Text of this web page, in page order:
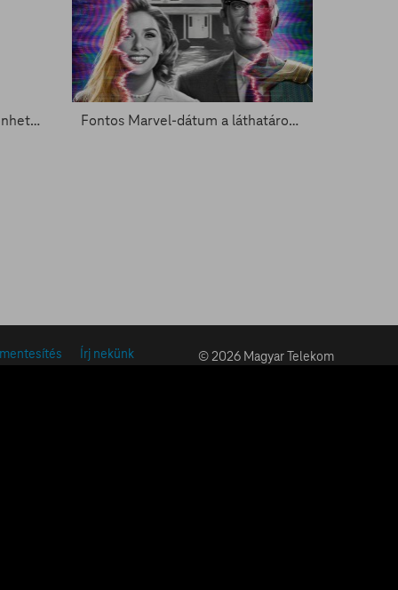
Robert Downey Jr-nak köszönhetjük az új Pókembert Fontos Marvel-dátum a láthatáron - Zacc nélkül 2081.
© 2026 Magyar Telekom
Írj nekünk